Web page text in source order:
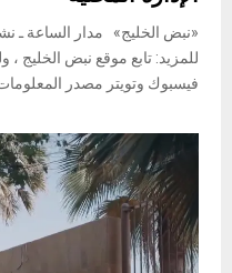
للمزيد: تابع موقع نبض الخليج ،
فيسبوك وتويتر مصدر